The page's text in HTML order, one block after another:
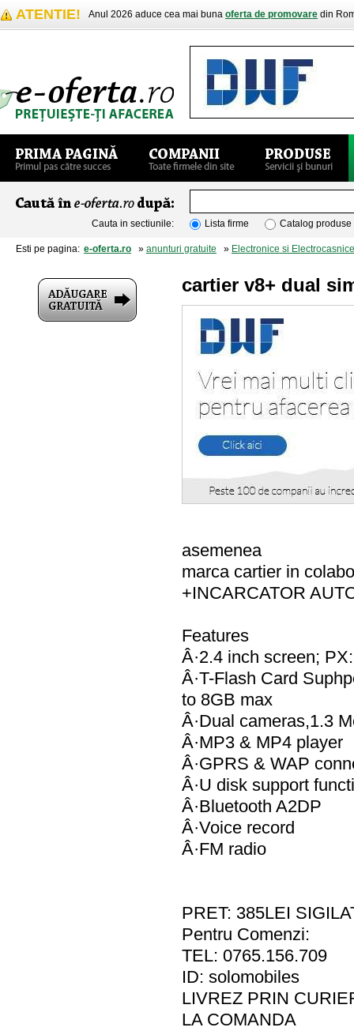
ATENTIE! Anul 2026 aduce cea mai buna oferta de promovare din
Cauta in sectiunile: Lista firme Catalog produse
Esti pe pagina: e-oferta.ro » anunturi gratuite » Electronice si Electrocasnice
cartier v8+ dual
asemenea
marca cartier in
+INCARCATOR
Features
Â·2.4 inch screen;
Â·T-Flash Card
to 8GB max
Â·Dual cameras,1.3
Â·MP3 & MP4 player
Â·GPRS & WAP
Â·U disk support
Â·Bluetooth A2DP
Â·Voice record
Â·FM radio
PRET: 385LEI
Pentru Comenzi:
TEL: 0765.156.709
ID: solomobiles
LIVREZ PRIN
LA COMANDA